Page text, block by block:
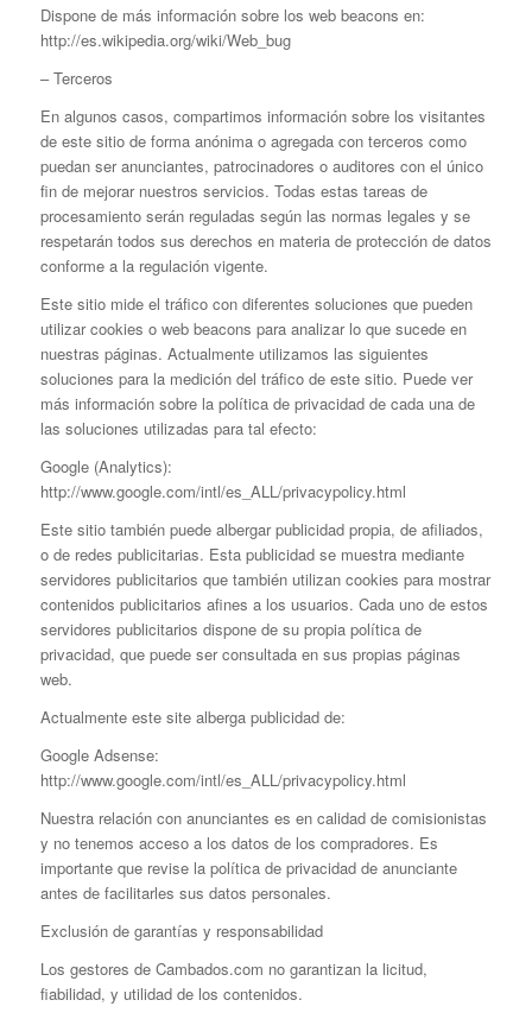
Dispone de más información sobre los web beacons en:
http://es.wikipedia.org/wiki/Web_bug
– Terceros
En algunos casos, compartimos información sobre los visitantes
de este sitio de forma anónima o agregada con terceros como
puedan ser anunciantes, patrocinadores o auditores con el único
fin de mejorar nuestros servicios. Todas estas tareas de
procesamiento serán reguladas según las normas legales y se
respetarán todos sus derechos en materia de protección de datos
conforme a la regulación vigente.
Este sitio mide el tráfico con diferentes soluciones que pueden
utilizar cookies o web beacons para analizar lo que sucede en
nuestras páginas. Actualmente utilizamos las siguientes
soluciones para la medición del tráfico de este sitio. Puede ver
más información sobre la política de privacidad de cada una de
las soluciones utilizadas para tal efecto:
Google (Analytics):
http://www.google.com/intl/es_ALL/privacypolicy.html
Este sitio también puede albergar publicidad propia, de afiliados,
o de redes publicitarias. Esta publicidad se muestra mediante
servidores publicitarios que también utilizan cookies para mostrar
contenidos publicitarios afines a los usuarios. Cada uno de estos
servidores publicitarios dispone de su propia política de
privacidad, que puede ser consultada en sus propias páginas
web.
Actualmente este site alberga publicidad de:
Google Adsense:
http://www.google.com/intl/es_ALL/privacypolicy.html
Nuestra relación con anunciantes es en calidad de comisionistas
y no tenemos acceso a los datos de los compradores. Es
importante que revise la política de privacidad de anunciante
antes de facilitarles sus datos personales.
Exclusión de garantías y responsabilidad
Los gestores de Cambados.com no garantizan la licitud,
fiabilidad, y utilidad de los contenidos.